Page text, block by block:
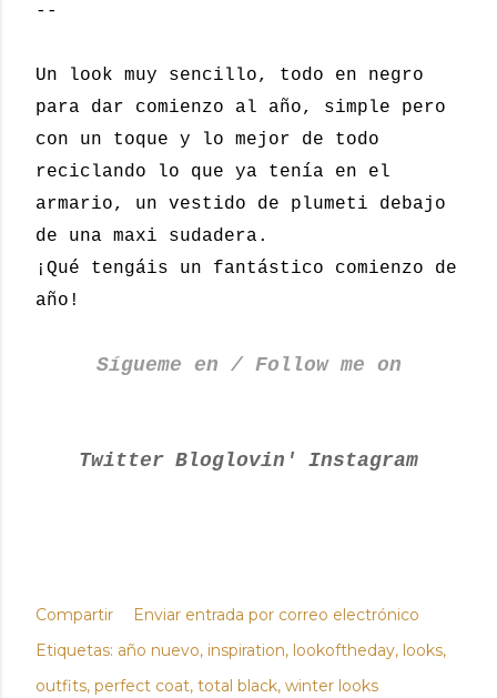
--
Un look muy sencillo, todo en negro
para dar comienzo al año, simple pero
con un toque y lo mejor de todo
reciclando lo que ya tenía en el
armario, un vestido de plumeti debajo
de una maxi sudadera.
¡Qué tengáis un fantástico comienzo de
año!
Sígueme en / Follow me on
Twitter Bloglovin' Instagram
Compartir
Enviar entrada por correo electrónico
Etiquetas: año nuevo inspiration lookoftheday looks
outfits perfect coat total black winter looks